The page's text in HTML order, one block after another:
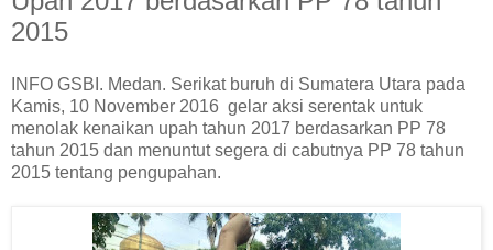
2015
INFO GSBI. Medan. Serikat buruh di Sumatera Utara pada
Kamis, 10 November 2016 gelar aksi serentak untuk
menolak kenaikan upah tahun 2017 berdasarkan PP 78
tahun 2015 dan menuntut segera di cabutnya PP 78 tahun
2015 tentang pengupahan.